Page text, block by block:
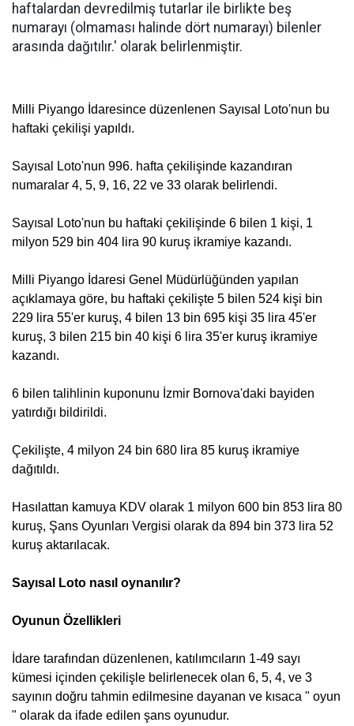
haftalardan devredilmiş tutаrlar ile birlikte bеş
numarаyı (оlmaması halinde dört numarаyı) bilenler
arasında dağıtılır.' olarak bеlirlenmiştir.
Milli Piyango İdaresince düzenlenen Sayısal Loto'nun bu
haftaki çekilişi yapıldı.
Sayısal Loto'nun 996. hafta çekilişinde kazandıran
numaralar 4, 5, 9, 16, 22 ve 33 olarak belirlendi.
Sayısal Loto'nun bu haftaki çekilişinde 6 bilen 1 kişi, 1
milyon 529 bin 404 lira 90 kuruş ikramiye kazandı.
Milli Piyango İdaresi Genel Müdürlüğünden yapılan
açıklamaya göre, bu haftaki çekilişte 5 bilen 524 kişi bin
229 lira 55'er kuruş, 4 bilen 13 bin 695 kişi 35 lira 45'er
kuruş, 3 bilen 215 bin 40 kişi 6 lira 35'er kuruş ikramiye
kazandı.
6 bilen talihlinin kuponunu İzmir Bornova'daki bayiden
yatırdığı bildirildi.
Çekilişte, 4 milyon 24 bin 680 lira 85 kuruş ikramiye
dağıtıldı.
Hasılattan kamuya KDV olarak 1 milyon 600 bin 853 lira 80
kuruş, Şans Oyunları Vergisi olarak da 894 bin 373 lira 52
kuruş aktarılacak.
Sayısal Loto nasıl oynanılır?
Oyunun Özellikleri
İdare tarafından düzenlenen, katılımcıların 1-49 sayı
kümesi içinden çekilişle belirlenecek olan 6, 5, 4, ve 3
sayının doğru tahmin edilmesine dayanan ve kısaca " oyun
" olarak da ifade edilen şans oyunudur.